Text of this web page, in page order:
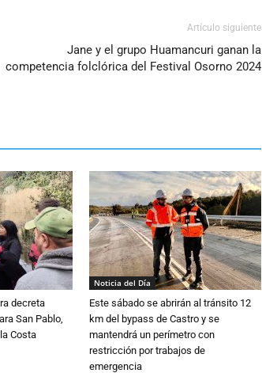
Artículo siguiente
Jane y el grupo Huamancuri ganan la
competencia folclórica del Festival Osorno 2024
decreta
San Pablo,
Costa
Noticia del Día
Este sábado se abrirán al tránsito 12
km del bypass de Castro y se
mantendrá un perímetro con
restricción por trabajos de
emergencia